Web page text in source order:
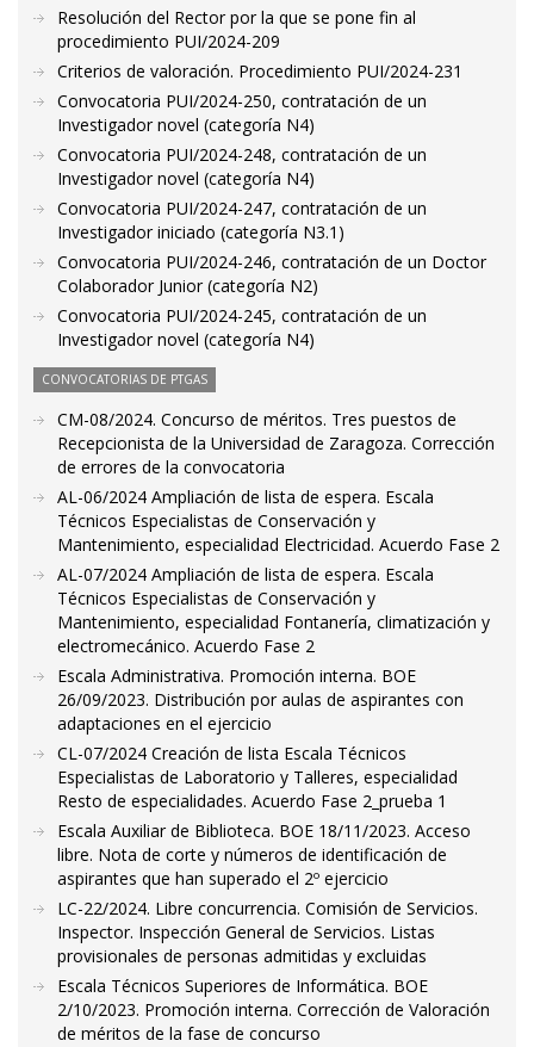
Resolución del Rector por la que se pone fin al
procedimiento PUI/2024-209
Criterios de valoración. Procedimiento PUI/2024-231
Convocatoria PUI/2024-250, contratación de un
Investigador novel (categoría N4)
Convocatoria PUI/2024-248, contratación de un
Investigador novel (categoría N4)
Convocatoria PUI/2024-247, contratación de un
Investigador iniciado (categoría N3.1)
Convocatoria PUI/2024-246, contratación de un Doctor
Colaborador Junior (categoría N2)
Convocatoria PUI/2024-245, contratación de un
Investigador novel (categoría N4)
CONVOCATORIAS DE PTGAS
CM-08/2024. Concurso de méritos. Tres puestos de
Recepcionista de la Universidad de Zaragoza. Corrección
de errores de la convocatoria
AL-06/2024 Ampliación de lista de espera. Escala
Técnicos Especialistas de Conservación y
Mantenimiento, especialidad Electricidad. Acuerdo Fase 2
AL-07/2024 Ampliación de lista de espera. Escala
Técnicos Especialistas de Conservación y
Mantenimiento, especialidad Fontanería, climatización y
electromecánico. Acuerdo Fase 2
Escala Administrativa. Promoción interna. BOE
26/09/2023. Distribución por aulas de aspirantes con
adaptaciones en el ejercicio
CL-07/2024 Creación de lista Escala Técnicos
Especialistas de Laboratorio y Talleres, especialidad
Resto de especialidades. Acuerdo Fase 2_prueba 1
Escala Auxiliar de Biblioteca. BOE 18/11/2023. Acceso
libre. Nota de corte y números de identificación de
aspirantes que han superado el 2º ejercicio
LC-22/2024. Libre concurrencia. Comisión de Servicios.
Inspector. Inspección General de Servicios. Listas
provisionales de personas admitidas y excluidas
Escala Técnicos Superiores de Informática. BOE
2/10/2023. Promoción interna. Corrección de Valoración
de méritos de la fase de concurso